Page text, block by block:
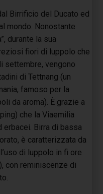
Birrificio del Ducato ed
mondo. Nonostante
durante la sua
fiori di luppolo che
settembre, vengono
di Tettnang (un
famoso per la
da aroma). È grazie a
che la Viaemilia
Birra di bassa
è caratterizzata da
di luppolo in fi ore
con reminiscenze di